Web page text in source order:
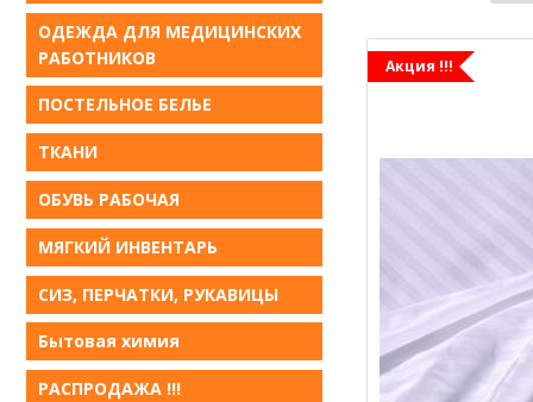
ОДЕЖДА ДЛЯ МЕДИЦИНСКИХ
РАБОТНИКОВ
ПОСТЕЛЬНОЕ БЕЛЬE
ТКАНИ
ОБУВЬ РАБОЧАЯ
МЯГКИЙ ИНВЕНТАРЬ
СИЗ, ПЕРЧАТКИ, РУКАВИЦЫ
Бытовая химия
РАСПРОДАЖА !!!
Акция !!!